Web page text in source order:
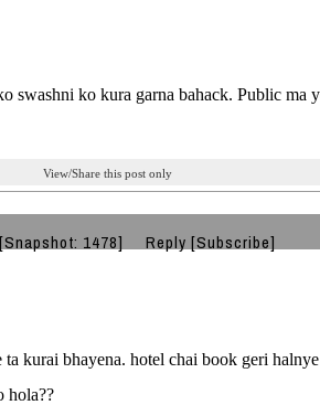
swashni ko kura garna bahack. Public ma
View/Share this post only
[Snapshot: 1478] Reply [Subscribe]
kurai bhayena. hotel chai book geri
hola??